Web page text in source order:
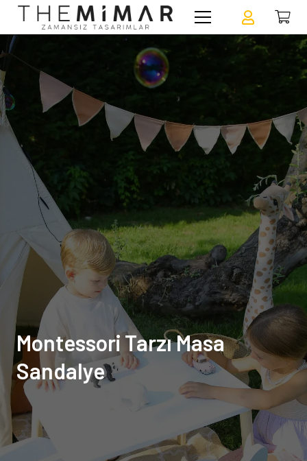
Montessori Tarzı Masa
Sandalye